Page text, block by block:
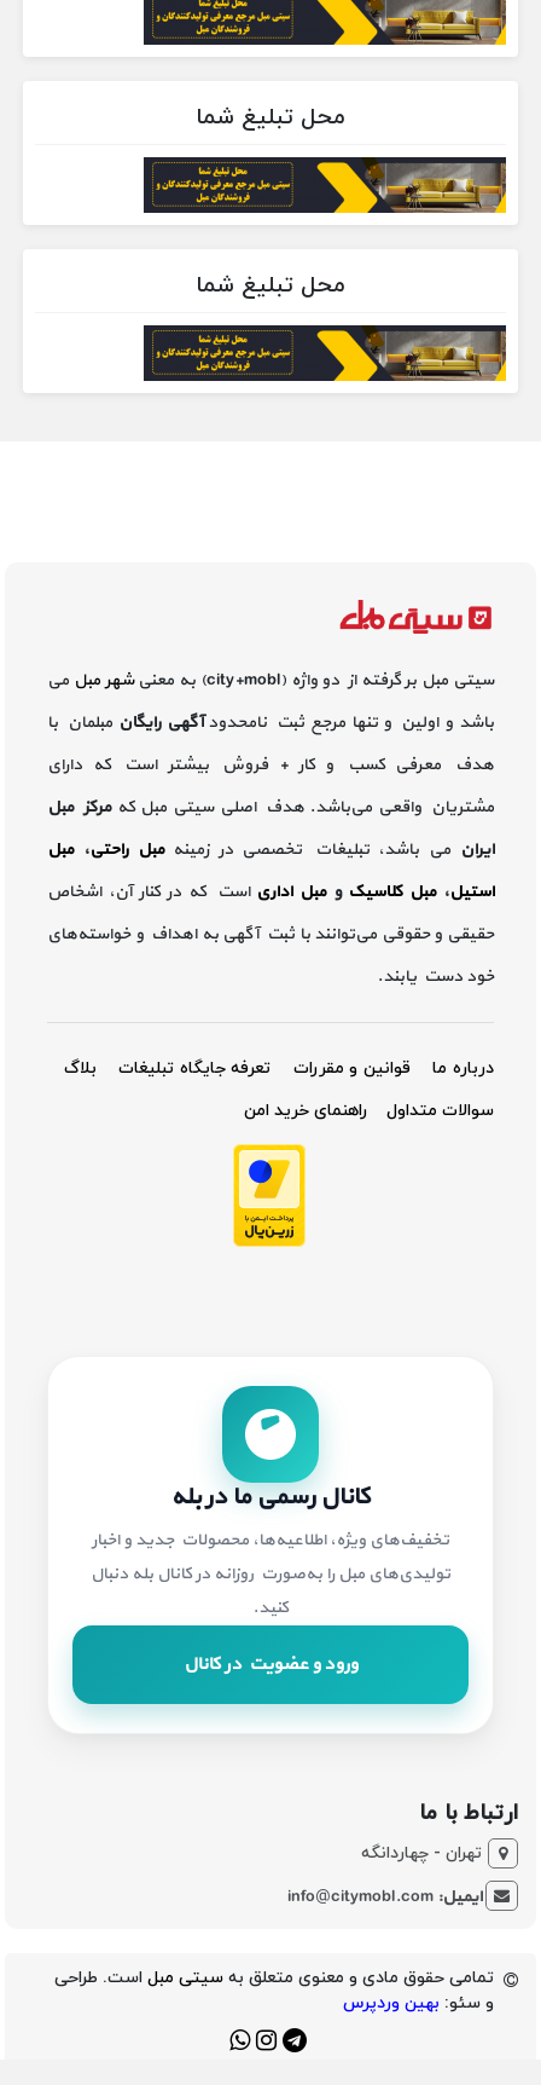
محل تبلیغ شما
محل تبلیغ شما
سیتی مبل بر گرفته از دو واژه (city+mobl) به معنی شهر مبل می
باشد و اولین و تنها مرجع ثبت نامحدودآگهی رایگان مبلمان با
هدف معرفی کسب و کار + فروش بیشتر است که دارای
مشتریان واقعی می‌باشد. هدف اصلی سیتی مبل کهمرکز مبل
ایران می باشد، تبلیغات تخصصی در زمینه مبل راحتی،مبل
استیل،مبل کلاسیک ومبل اداری است که در کنار آن، اشخاص
حقیقی و حقوقی می‌توانند با ثبت آگهی به اهداف و خواسته‌های
خود دست یابند.
درباره ما قوانین و مقررات تعرفه جایگاه تبلیغات
بلاگ
سوالات متداول
راهنمای خرید امن
کانال رسمی ما در بله
تخفیف‌های ویژه، اطلاعیه‌ها، محصولات جدید و اخبار
تولیدی‌های مبل را به‌صورت روزانه در کانال بله دنبال
کنید.
ورود و عضویت در کانال
ارتباط با ما
تهران - چهاردانگه
ایمیل:info@citymobl.com
تمامی حقوق مادی و معنوی متعلق به سیتی مبلاست. طراحی
و سئو: بهین وردپرس